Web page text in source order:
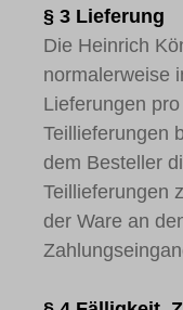
§ 3 Lieferung
Die Heinrich
normalerweise
Lieferungen
Teillieferungen
dem Besteller
Teillieferungen
der Ware an